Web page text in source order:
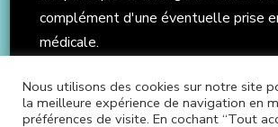
complément d'une éventuelle prise
médicale.
Nous utilisons des cookies sur notre site
la meilleure expérience de navigation en
préférences de visite. En cochant “Tout